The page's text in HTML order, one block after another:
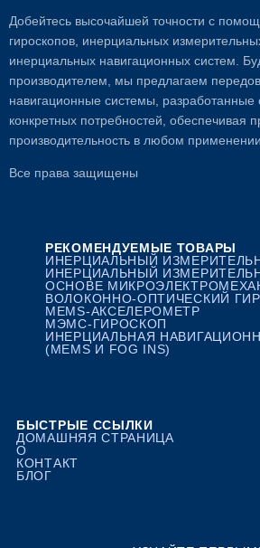
Добейтесь высочайшей точности с
гироскопов, инерциальных
инерциальных навигационных систем.
производителем, мы предлагаем
навигационные системы, разработанные
конкретных потребностей, обеспечивая
производительность в любом применении.
Все права защищены
РЕКОМЕНДУЕМЫЕ ТОВАРЫ
ИНЕРЦИАЛЬНЫЙ
ИНЕРЦИАЛЬНЫЙ
ОСНОВЕ
ВОЛОКОННО-ОПТИЧЕСКИЙ
MEMS-АКСЕЛЕРОМЕТР
МЭМС-ГИРОСКОП
ИНЕРЦИАЛЬНАЯ
(MEMS И FOG INS)
БЫСТРЫЕ ССЫЛКИ
ДОМАШНЯЯ СТРАНИЦА
О
КОНТАКТ
БЛОГ